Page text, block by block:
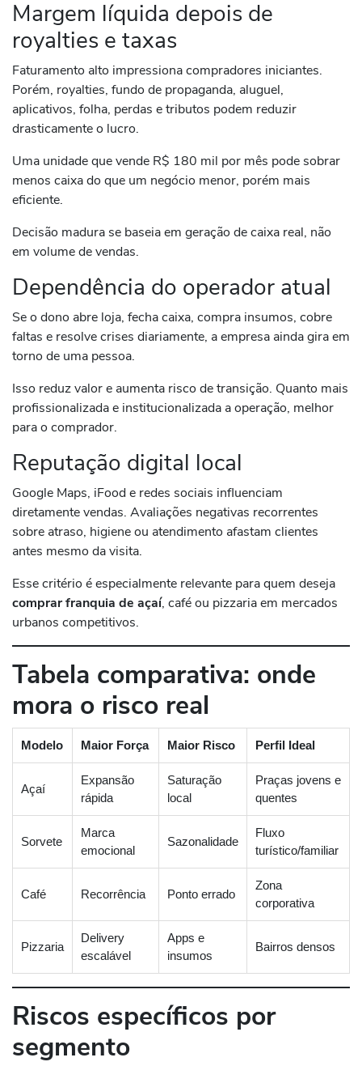
Margem líquida depois de
royalties e taxas
Faturamento alto impressiona compradores iniciantes.
Porém, royalties, fundo de propaganda, aluguel,
aplicativos, folha, perdas e tributos podem reduzir
drasticamente o lucro.
Uma unidade que vende R$ 180 mil por mês pode sobrar
menos caixa do que um negócio menor, porém mais
eficiente.
Decisão madura se baseia em geração de caixa real, não
em volume de vendas.
Dependência do operador atual
Se o dono abre loja, fecha caixa, compra insumos, cobre
faltas e resolve crises diariamente, a empresa ainda gira em
torno de uma pessoa.
Isso reduz valor e aumenta risco de transição. Quanto mais
profissionalizada e institucionalizada a operação, melhor
para o comprador.
Reputação digital local
Google Maps, iFood e redes sociais influenciam
diretamente vendas. Avaliações negativas recorrentes
sobre atraso, higiene ou atendimento afastam clientes
antes mesmo da visita.
Esse critério é especialmente relevante para quem deseja
comprar franquia de açaí, café ou pizzaria em mercados
urbanos competitivos.
Tabela comparativa: onde
mora o risco real
Modelo Maior Força Maior Risco Perfil Ideal
Açaí
Expansão
rápida
Saturação
local
Praças jovens e
quentes
Sorvete
Marca
emocional
Sazonalidade
Fluxo
turístico/familiar
Café Recorrência Ponto errado
Zona
corporativa
Pizzaria
Delivery
escalável
Apps e
insumos
Bairros densos
Riscos específicos por
segmento